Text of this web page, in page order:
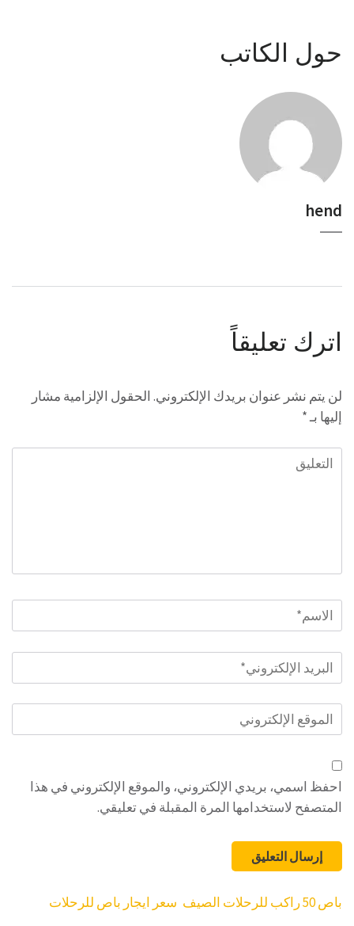
حول الكاتب
hend
اترك تعليقاً
لن يتم نشر عنوان بريدك الإلكتروني. الحقول الإلزامية مشار
إليها بـ*
التعليق
الاسم
البريد
الإلكتروني*
الموقع
الإلكتروني
احفظ اسمي، بريدي الإلكتروني، والموقع الإلكتروني في هذا
المتصفح لاستخدامها المرة المقبلة في تعليقي.
تصفّح
سعر ايجار باص للرحلات باص 50 راكب للرحلات الصيف